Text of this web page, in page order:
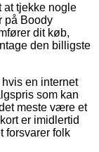
at tjekke nogle
på Boody
dit køb,
den billigste
en internet
som kan
meste være et
er imidlertid
forsvarer folk